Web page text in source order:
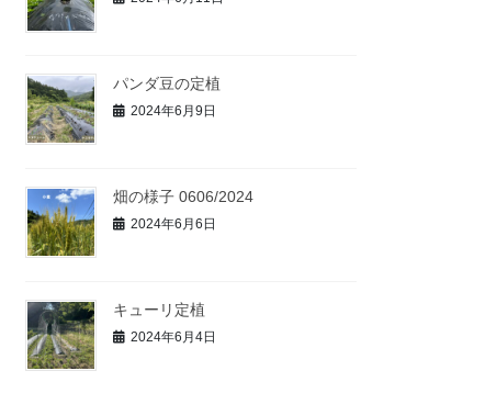
パンダ豆の定植
2024年6月9日
畑の様子 0606/2024
2024年6月6日
キューリ定植
2024年6月4日